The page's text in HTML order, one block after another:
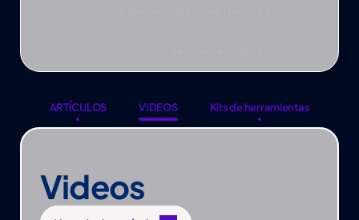
ARTÍCULOS
ARTÍCULOS
VIDEOS
VIDEOS
Kits de herramientas
Kits de herramientas
Videos